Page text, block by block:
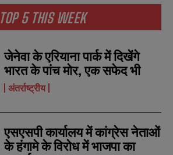
TOP 5 THIS WEEK
जेनेवा के एरियाना पार्क में दिखेंगे
भारत के पांच मोर, एक सफेद भी
अंतर्राष्ट्रीय
एसएसपी कार्यालय में कांग्रेस नेताओं
के हंगामे के विरोध में भाजपा का